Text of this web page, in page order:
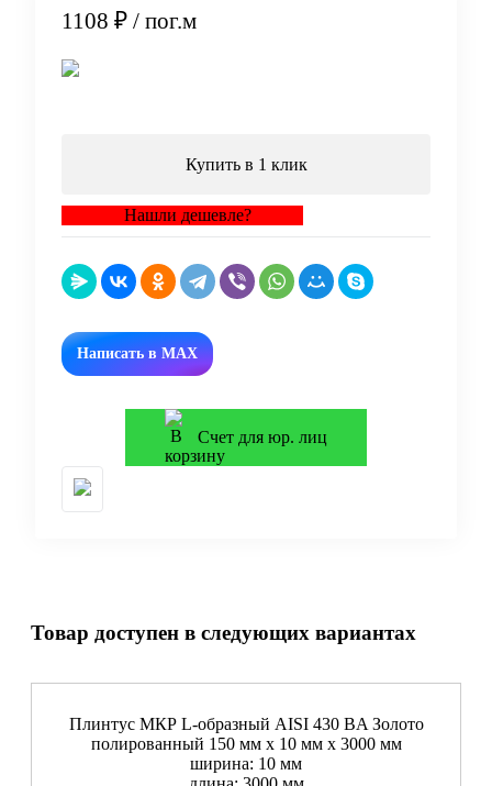
1108 ₽ / пог.м
Купить в 1 клик
Нашли дешевле?
Написать в MAX
Счет для юр. лиц
Товар доступен в следующих вариантах
Плинтус МКР L-образный AISI 430 BA Золото
полированный 150 мм x 10 мм х 3000 мм
ширина: 10 мм